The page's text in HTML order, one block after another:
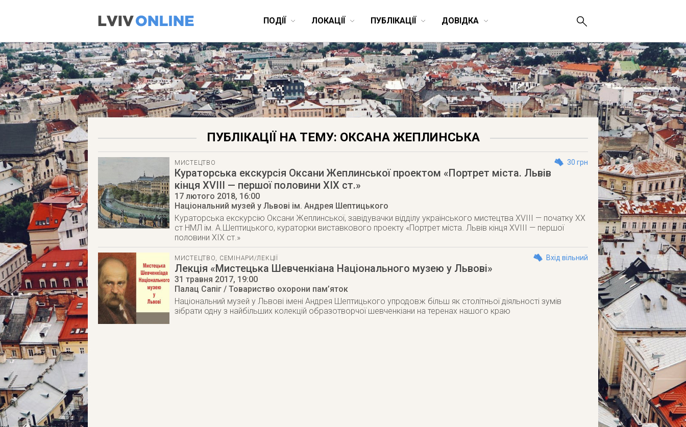
ПОДІЇ ЛОКАЦІЇ ПУБЛІКАЦІЇ ДОВІДКА
ПУБЛІКАЦІЇ НА ТЕМУ: ОКСАНА ЖЕПЛИНСЬКА
МИСТЕЦТВО 30 грн
Кураторська екскурсія Оксани Жеплинської проектом «Портрет міста. Львів
кінця ХVІІІ — першої половини ХІХ ст.»
17 лютого 2018, 16:00
Національний музей у Львові ім. Андрея Шептицького
Кураторська екскурсію Оксани Жеплинської, завідувачки відділу українського мистецтва ХVІІІ — початку ХХ
ст НМЛ ім. А.Шептицького, кураторки виставкового проекту «Портрет міста. Львів кінця ХVІІІ — першої
половини ХІХ ст.»
МИСТЕЦТВО, СЕМІНАРИ/ЛЕКЦІЇ Вхід вільний
Лекція «Мистецька Шевченкіана Національного музею у Львові»
31 травня 2017, 19:00
Палац Сапіг / Товариство охорони пам’яток
Національний музей у Львові імені Андрея Шептицького упродовж більш як столітньої діяльності зумів
зібрати одну з найбільших колекцій образотворчої шевченкіани на теренах нашого краю